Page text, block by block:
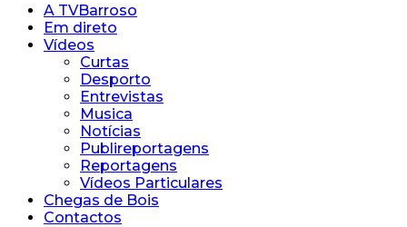
A TVBarroso
Em direto
Vídeos
Curtas
Desporto
Entrevistas
Musica
Notícias
Publireportagens
Reportagens
Vídeos Particulares
Chegas de Bois
Contactos